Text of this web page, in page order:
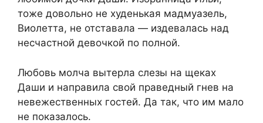
тоже довольно не худенькая мадмуазель,
Виолетта, не отставала — издевалась над
несчастной девочкой по полной.
Любовь молча вытерла слезы на щеках
Даши и направила свой праведный гнев на
невежественных гостей. Да так, что им мало
не показалось.